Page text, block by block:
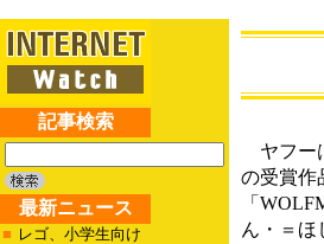
記事検索
最新ニュース
■ レゴ、小学生向け
ヤフー
の受賞作
「
ん・＝ほ